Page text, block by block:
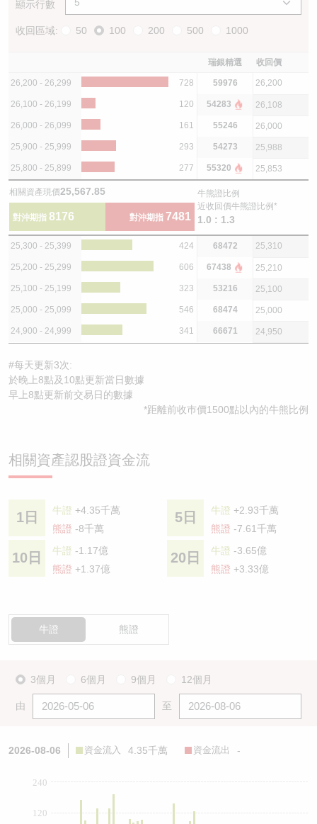
顯示行數
收回區域: 50 100 200 500 1000
瑞銀精選 收回價
26,200 - 26,299 728 59976 26,200
26,100 - 26,199 120 54283 26,108
26,000 - 26,099 161 55246 26,000
25,900 - 25,999 293 54273 25,988
25,800 - 25,899 277 55320 25,853
相關資產現價25,567.85
對沖期指 8176 對沖期指 7481
牛熊證比例
近收回價牛熊證比例*
1.0 : 1.3
25,300 - 25,399 424 68472 25,310
25,200 - 25,299 606 67438 25,210
25,100 - 25,199 323 53216 25,100
25,000 - 25,099 546 68474 25,000
24,900 - 24,999 341 66671 24,950
#每天更新3次:
於晚上8點及10點更新當日數據
早上8點更新前交易日的數據
*距離前收巿價1500點以內的牛熊比例
相關資產認股證資金流
1日 牛證 +4.35千萬
熊證 -8千萬
5日 牛證 +2.93千萬
熊證 -7.61千萬
10日 牛證 -1.17億
熊證 +1.37億
20日 牛證 -3.65億
熊證 +3.33億
牛證 熊證
3個月 6個月 9個月 12個月
由 至
2026-08-06 資金流入 4.35千萬 資金流出 -
120
240